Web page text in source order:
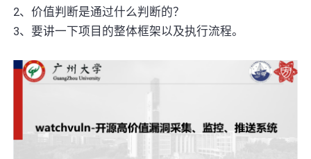
2、价值判断是通过什么判断的？
3、要讲一下项目的整体框架以及执行流程。